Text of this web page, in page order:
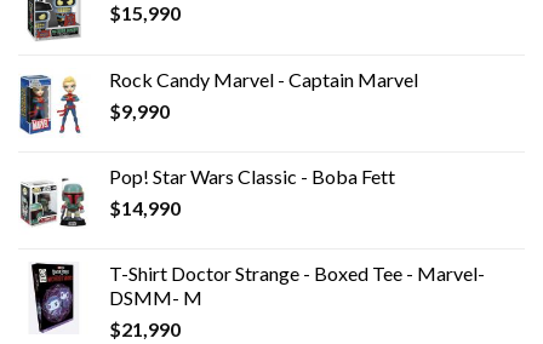
$15,990
Rock Candy Marvel - Captain Marvel
$9,990
Pop! Star Wars Classic - Boba Fett
$14,990
T-Shirt Doctor Strange - Boxed Tee - Marvel-
DSMM- M
$21,990